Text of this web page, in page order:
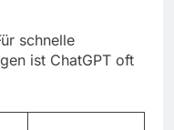
schnelle
ist ChatGPT oft